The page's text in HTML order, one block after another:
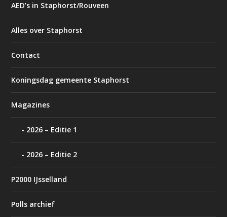
AED’s in Staphorst/Rouveen
Alles over Staphorst
Contact
Koningsdag gemeente Staphorst
Magazines
2026 – Editie 1
2026 – Editie 2
P2000 IJsselland
Polls archief